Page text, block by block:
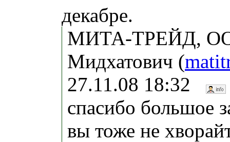
декабре.
МИТА-ТРЕЙД,
Мидхатович (
27.11.08 18:32
спасибо большое
вы тоже не